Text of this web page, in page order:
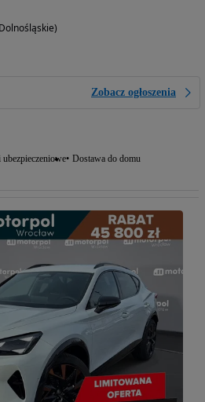
Zobacz ogłoszenia
ubezpieczeniowe Dostawa do domu